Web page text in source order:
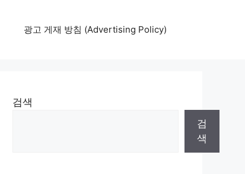
광고 게재 방침 (Advertising Policy)
검색
검
색